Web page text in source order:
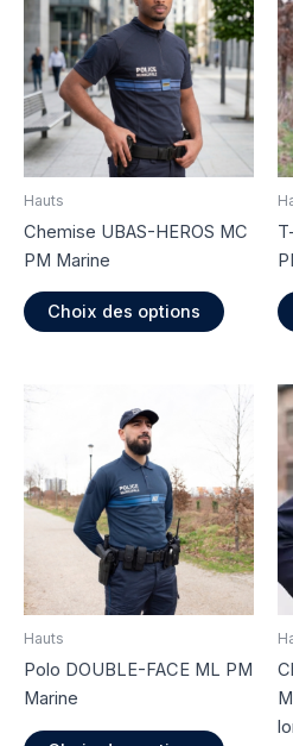
Hauts
Chemise UBAS-HEROS MC
PM Marine
Choix des options
produit
Les
options
peuvent
être
choisies
sur
la
du
produit
Hauts
Polo DOUBLE-FACE ML PM
Marine